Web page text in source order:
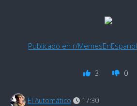
Publicado en r/MemesEnEspanol
3 0
El Automático 17:30